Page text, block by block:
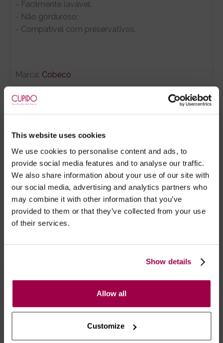
This website uses cookies
We use cookies to personalise content and ads, to
provide social media features and to analyse our traffic.
We also share information about your use of our site with
our social media, advertising and analytics partners who
may combine it with other information that you’ve
provided to them or that they’ve collected from your use
of their services.
Show details
Allow all
Customize
- Facilmente lavável:
- Não gorduroso;
- Compatível com preservativos.
Marca: Cobeco
- Embalagens 100% discretas
- *Entrega em 24 horas para pedidos antes das 16:00 h.
horas, dias úteis. Portugal e Espanha Continental para
artigos em stock. Portes gratis depende do país de envio.
Possibilidade de atraso em épocas festivas.
RECOMENDAMOS